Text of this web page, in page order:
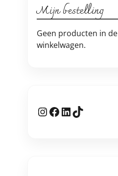
Mijn bestelling
Geen producten in de
winkelwagen.
Instagram
Facebook
LinkedIn
TikTok